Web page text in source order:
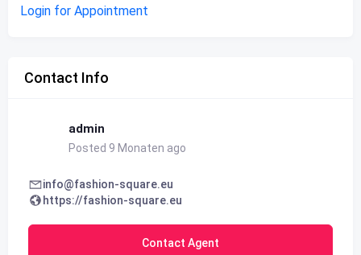
Login for Appointment
Contact Info
admin
Posted 9 Monaten ago
info@fashion-square.eu
https://fashion-square.eu
Contact Agent